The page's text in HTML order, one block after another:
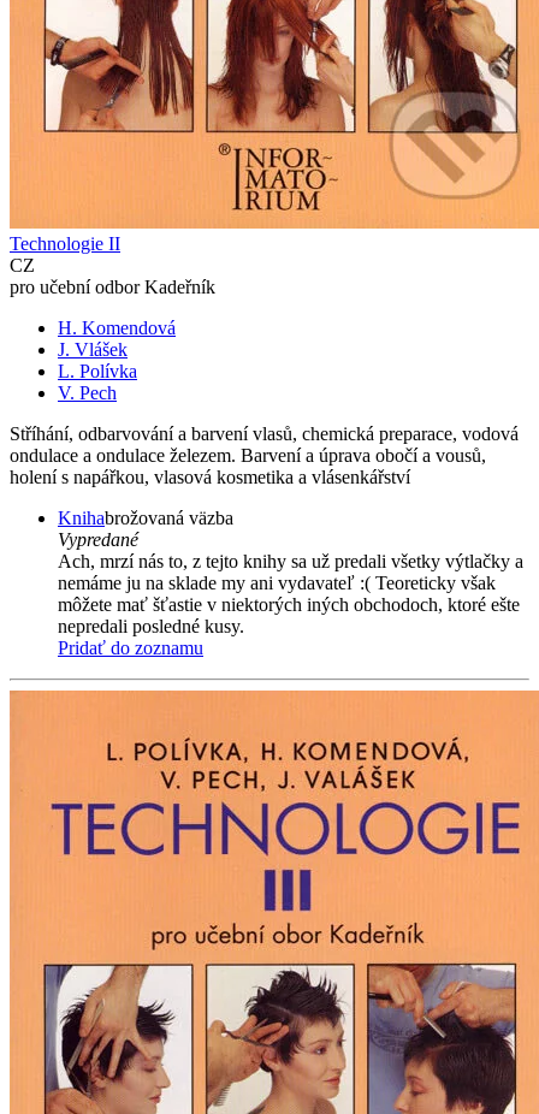
Technologie II
CZ
pro učební odbor Kadeřník
H. Komendová
J. Vlášek
L. Polívka
V. Pech
Stříhání, odbarvování a barvení vlasů, chemická preparace, vodová
ondulace a ondulace železem. Barvení a úprava obočí a vousů,
holení s napářkou, vlasová kosmetika a vlásenkářství
Knihabrožovaná väzba
Vypredané
Ach, mrzí nás to, z tejto knihy sa už predali všetky výtlačky a
nemáme ju na sklade my ani vydavateľ :( Teoreticky však
môžete mať šťastie v niektorých iných obchodoch, ktoré ešte
nepredali posledné kusy.
Pridať do zoznamu